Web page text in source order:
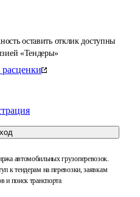
оставить отклик доступны
«Тендеры»
автомобильных грузоперевозок.
к тендерам на перевозки, заявкам
и поиск транспорта